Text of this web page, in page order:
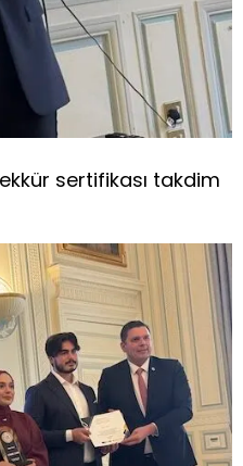
sertifikası takdim